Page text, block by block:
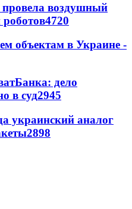
воздушный
4720
объектам в Украине -
дело
в суд2945
украинский аналог
2898